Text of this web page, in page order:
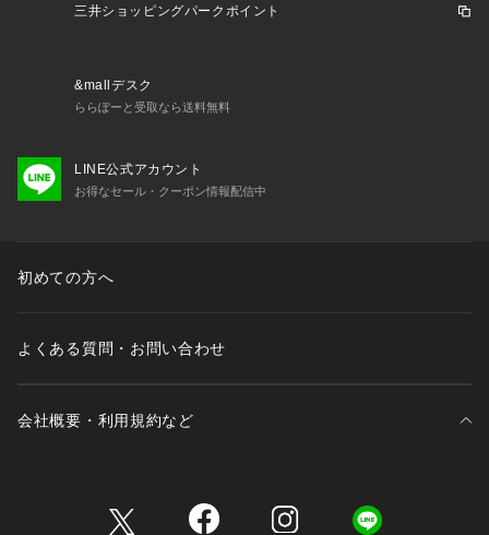
三井ショッピングパークポイント
&mallデスク
ららぽーと受取なら送料無料
LINE公式アカウント
お得なセール・クーポン情報配信中
初めての方へ
よくある質問・お問い合わせ
会社概要・利用規約など